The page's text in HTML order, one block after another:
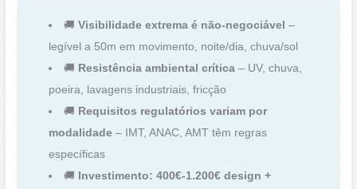
🚚 Visibilidade extrema é não-negociável –
legível a 50m em movimento, noite/dia, chuva/sol
🚚 Resistência ambiental crítica– UV, chuva,
poeira, lavagens industriais, fricção
🚚 Requisitos regulatórios variam por
modalidade – IMT, ANAC, AMT têm regras
específicas
🚚
Investimento: 400€-1.200€ design +